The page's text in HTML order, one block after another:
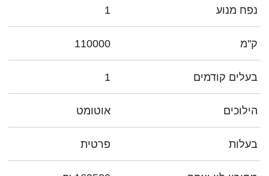
נפח מנוע 1
ק''מ 110000
בעלים קודמים 1
הילוכים אוטומט
בעלות פרטית